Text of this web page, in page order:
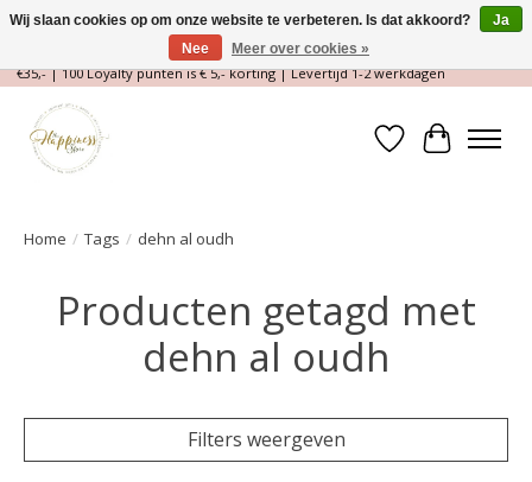
Magische Conceptstore, Edelstenen & Spirituele winkel | Gratis verzending >
€35,- | 100 Loyalty punten is € 5,- korting | Levertijd 1-2 werkdagen
Verlanglijst
Home / Tags / dehn al oudh
Producten getagd met
dehn al oudh
Filters weergeven
Wij slaan cookies op om onze website te verbeteren. Is dat akkoord?
Ja
Nee
Meer over cookies »